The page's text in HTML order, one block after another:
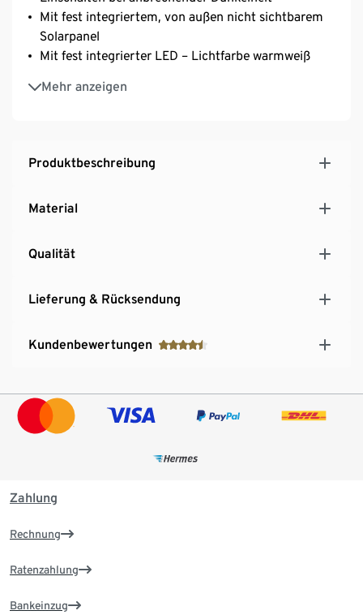
Mit fest integriertem, von außen nicht sichtbarem
Solarpanel
Mit fest integrierter LED – Lichtfarbe warmweiß
Mehr anzeigen
Schalter an der Unterseite
Produktbeschreibung
Material
Qualität
Lieferung & Rücksendung
Kundenbewertungen
Zahlung
Rechnung
Ratenzahlung
Bankeinzug